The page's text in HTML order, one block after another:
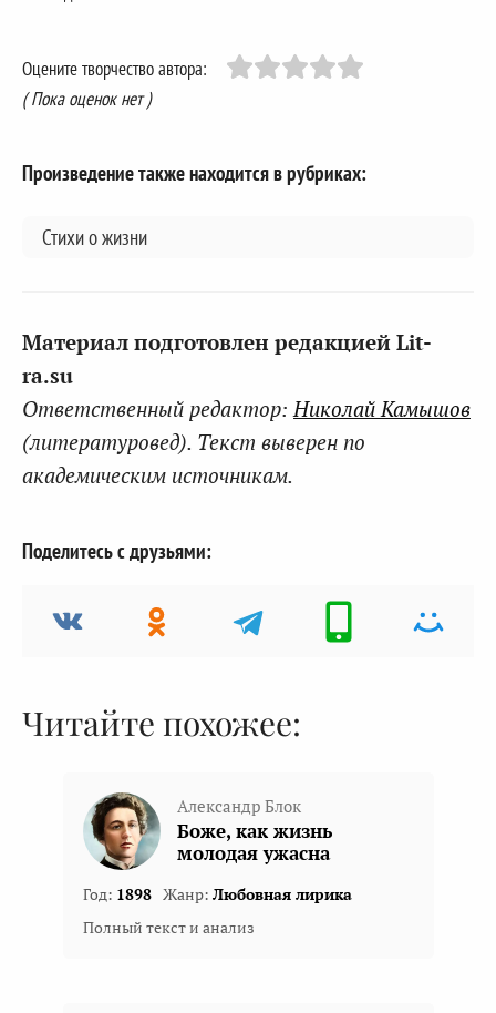
Оцените творчество автора:
( Пока оценок нет )
Произведение также находится в рубриках:
Стихи о жизни
Материал подготовлен редакцией Lit-
ra.su
Ответственный редактор:Николай Камышов
(литературовед). Текст выверен по
академическим источникам.
Поделитесь с друзьями:
Читайте похожее:
Александр Блок
Боже, как жизнь
молодая ужасна
Год: 1898 Жанр: Любовная лирика
Полный текст и анализ